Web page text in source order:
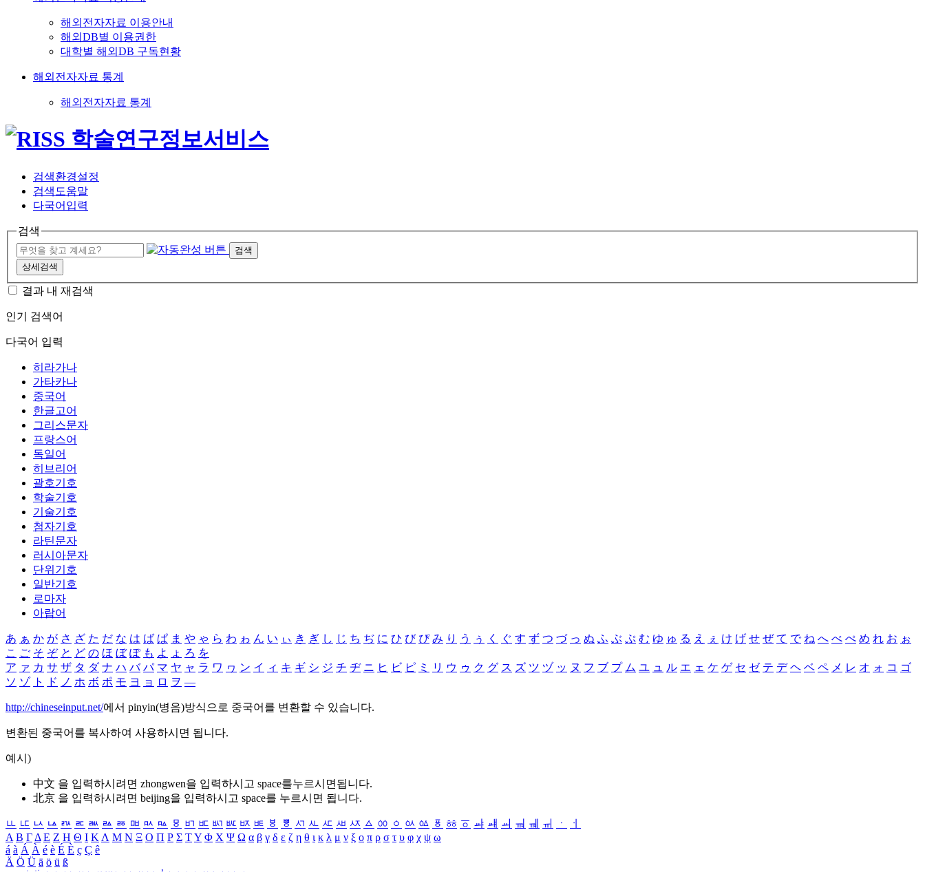
해외전자자료 이용안내
해외DB별 이용권한
대학별 해외DB 구독현황
해외전자자료 통계
해외전자자료 통계
검색환경설정
검색도움말
다국어입력
검색
검색
상세검색
결과 내 재검색
인기 검색어
다국어 입력
히라가나
가타카나
중국어
한글고어
그리스문자
프랑스어
독일어
히브리어
괄호기호
학술기호
기술기호
첨자기호
라틴문자
러시아문자
단위기호
일반기호
로마자
아랍어
あ ぁ か が さ ざ た だ な は ば ぱ ま や ゃ ら わ ゎ ん い ぃ き ぎ し じ ち ぢ に ひ び ぴ み り う ぅ く ぐ す ず つ づ っ ぬ ふ ぶ ぷ む ゆ ゅ る え ぇ け げ せ ぜ て で ね へ べ ぺ め れ お ぉ
こ ご そ ぞ と ど の ほ ぼ ぽ も よ ょ ろ を
ア ァ カ サ ザ タ ダ ナ ハ バ パ マ ヤ ャ ラ ワ ヮ ン イ ィ キ ギ シ ジ チ ヂ ニ ヒ ビ ピ ミ リ ウ ゥ ク グ ス ズ ツ ヅ ッ ヌ フ ブ プ ム ユ ュ ル エ ェ ケ ゲ セ ゼ テ デ ヘ ベ ペ メ レ オ ォ コ ゴ
ソ ゾ ト ド ノ ホ ボ ポ モ ヨ ョ ロ ヲ ―
http://chineseinput.net/에서 pinyin(병음)방식으로 중국어를 변환할 수 있습니다.
변환된 중국어를 복사하여 사용하시면 됩니다.
예시)
中文 을 입력하시려면 zhongwen을 입력하시고 space를누르시면됩니다.
北京 을 입력하시려면 beijing을 입력하시고 space를 누르시면 됩니다.
ㅥ ㅦ ㅧ ㅨ ㅩ ㅪ ㅫ ㅬ ㅭ ㅮ ㅯ ㅰ ㅱ ㅲ ㅳ ㅴ ㅵ ㅶ ㅷ ㅸ ㅹ ㅺ ㅻ ㅼ ㅽ ㅾ ㅿ ㆀ ㆁ ㆂ ㆃ ㆄ ㆅ ㆆ ㆇ ㆈ ㆉ ㆊ ㆋ ㆌ ㆍ
ㆎ
Α Β ΓΔ Ε Ζ Η Θ Ι ΚΛ Μ Ν Ξ Ο Π Ρ Σ ΤΥ Φ Χ Ψ Ω α β γ δ ε ζ η θ ι κ λ μ ν ξ ο π ρ σ τ υ φ χ ψ ω
á à Á À é è É È ç Ç ê
Ä Ö Ü ä ö ü ß